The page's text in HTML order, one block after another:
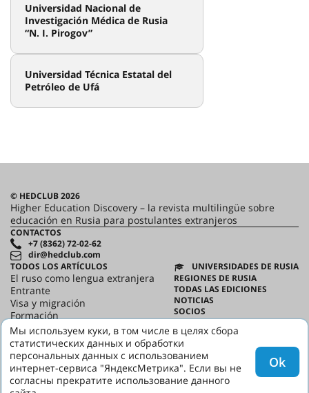
Universidad Nacional de
Investigación Médica de Rusia
“N. I. Pirogov”
Universidad Técnica Estatal del
Petróleo de Ufá
© HEDCLUB 2026
Higher Education Discovery – la revista multilingüe sobre
educación en Rusia para postulantes extranjeros
CONTACTOS
+7 (8362) 72-02-62
dir@hedclub.com
TODOS LOS ARTÍCULOS
El ruso como lengua extranjera
Entrante
Visa y migración
Formación
Ciencia
HED_people
Casa rusa
Regiones
cultura
UNIVERSIDADES DE RUSIA
REGIONES DE RUSIA
TODAS LAS EDICIONES
NOTICIAS
SOCIOS
ACUERDO DE USUARIO
CONFIDENCIALIDAD
HED
Мы используем куки, в том числе в целях сбора
статистических данных и обработки
персональных данных с использованием
интернет-сервиса "ЯндексМетрика". Если вы не
согласны прекратите использование данного
Ok